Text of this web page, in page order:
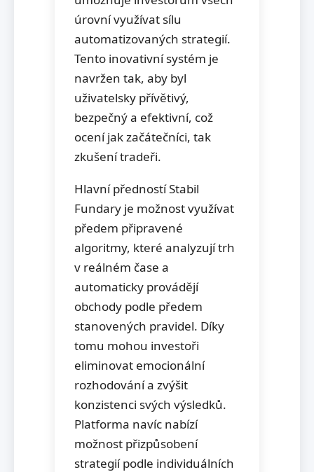
úrovní využívat sílu
automatizovaných strategií.
Tento inovativní systém je
navržen tak, aby byl
uživatelsky přívětivý,
bezpečný a efektivní, což
ocení jak začátečníci, tak
zkušení tradeři.
Hlavní předností Stabil
Fundary je možnost využívat
předem připravené
algoritmy, které analyzují trh
v reálném čase a
automaticky provádějí
obchody podle předem
stanovených pravidel. Díky
tomu mohou investoři
eliminovat emocionální
rozhodování a zvýšit
konzistenci svých výsledků.
Platforma navíc nabízí
možnost přizpůsobení
strategií podle individuálních